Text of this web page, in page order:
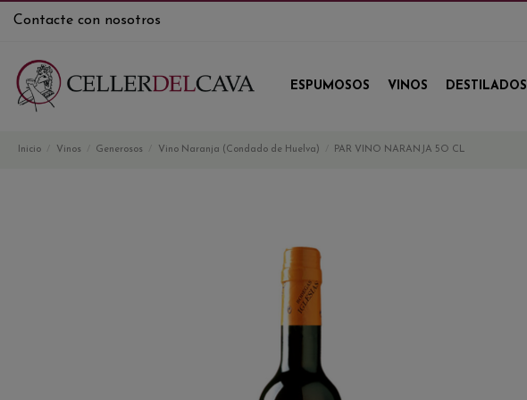
Contacte con nosotros
ESPUMOSOS VINOS DESTILADOS
Inicio Vinos Generosos Vino Naranja (Condado de Huelva) PAR VINO NARANJA 5O CL